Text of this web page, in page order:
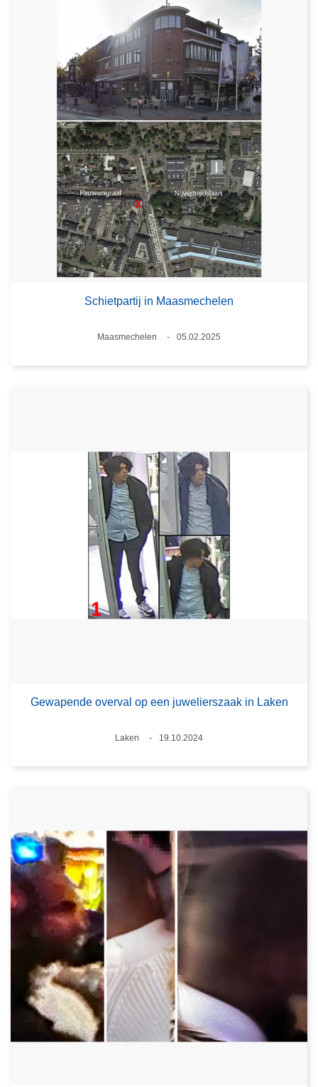
Schietpartij in Maasmechelen
Plaats
Maasmechelen
05.02.2025
Gewapende overval op een juwelierszaak in Laken
Plaats
Laken
19.10.2024